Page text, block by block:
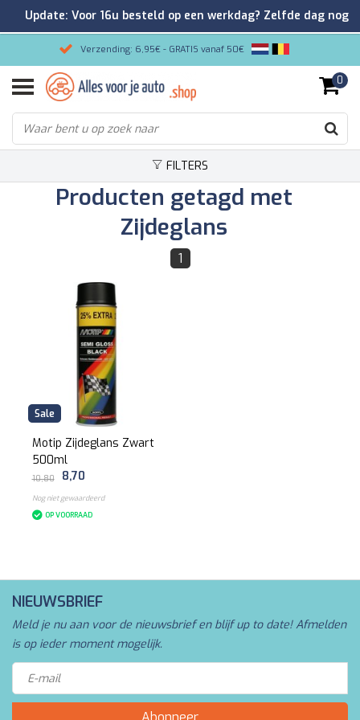
Verzending: 6,95€ - GRATIS vanaf 50€
Gemakkelijk bestellen/Veilig betalen
9.2/10 Klantenrating via Kiyoh!
0
FILTERS
Producten getagd met
Zijdeglans
1
Sale
Motip Zijdeglans Zwart
500ml
10,80 8,70
Nog niet gewaardeerd
OP VOORRAAD
NIEUWSBRIEF
Meld je nu aan voor de nieuwsbrief en blijf up to date! Afmelden
is op ieder moment mogelijk.
Update: Voor 16u besteld op een werkdag? Zelfde dag nog
verzonden!